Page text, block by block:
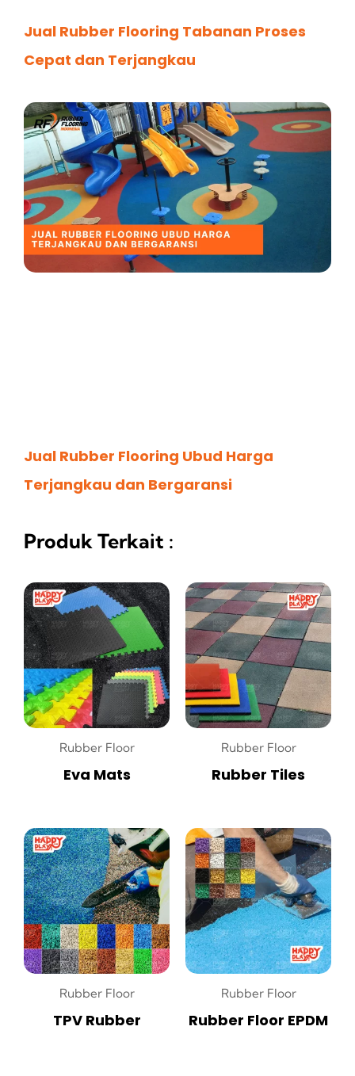
Jual Rubber Flooring Tabanan Proses
Cepat dan Terjangkau
Jual Rubber Flooring Ubud Harga
Terjangkau dan Bergaransi
Produk Terkait :
Rubber Floor
Eva Mats
Rubber Floor
Rubber Tiles
Rubber Floor
TPV Rubber
Rubber Floor
Rubber Floor EPDM